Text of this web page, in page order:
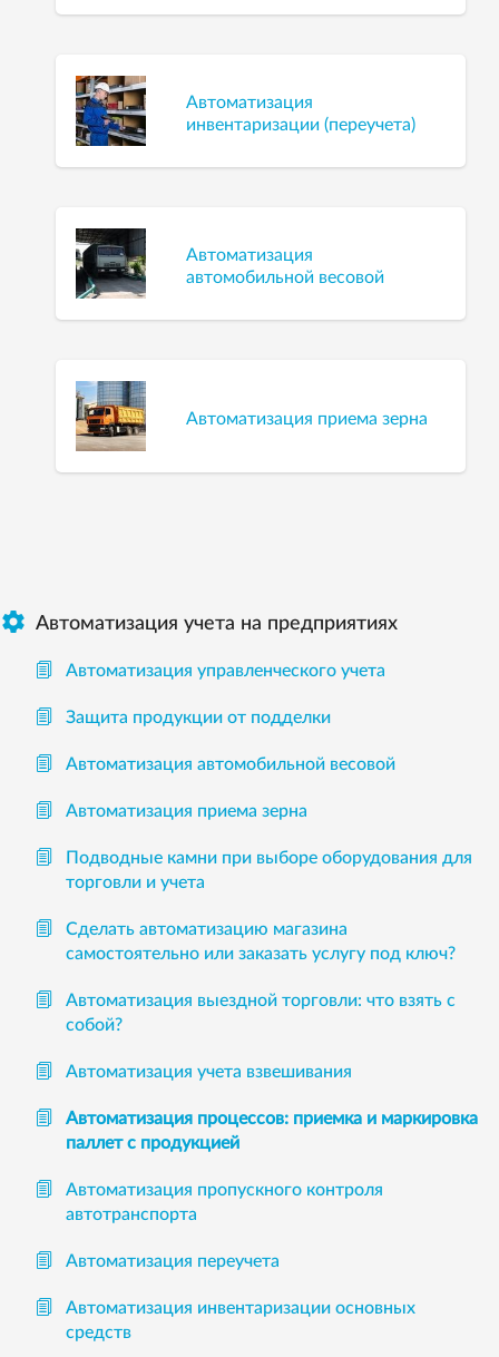
Автоматизация
инвентаризации (переучета)
Автоматизация
автомобильной весовой
Автоматизация приема зерна
 Автоматизация учета на предприятиях
Автоматизация управленческого учета
Защита продукции от подделки
Автоматизация автомобильной весовой
Автоматизация приема зерна
Подводные камни при выборе оборудования для
торговли и учета
Сделать автоматизацию магазина
самостоятельно или заказать услугу под ключ?
Автоматизация выездной торговли: что взять с
собой?
Автоматизация учета взвешивания
Автоматизация процессов: приемка и маркировка
паллет с продукцией
Автоматизация пропускного контроля
автотранспорта
Автоматизация переучета
Автоматизация инвентаризации основных
средств